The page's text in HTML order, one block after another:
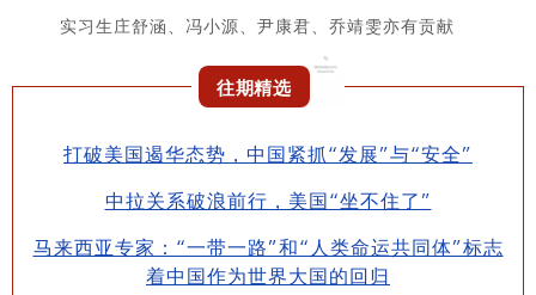
实习生庄舒涵、冯小源、尹康君、乔靖雯亦有贡献
往期精选
打破美国遏华态势，中国紧抓“发展”与“安全”
中拉关系破浪前行，美国“坐不住了”
马来西亚专家：“一带一路”和“人类命运共同体”标志
着中国作为世界大国的回归